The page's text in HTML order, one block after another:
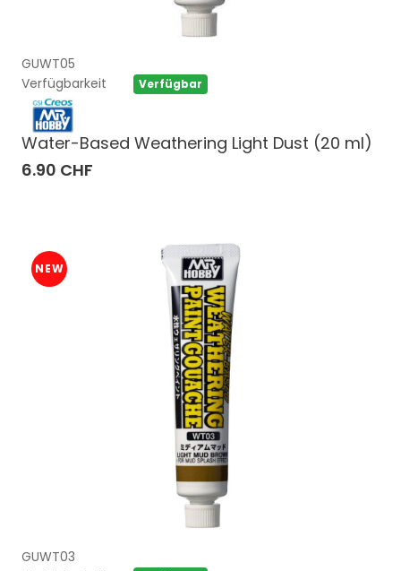
GUWT05
Verfügbarkeit
Verfügbar
Water-Based Weathering Light Dust (20 ml)
6.90 CHF
NEW
GUWT03